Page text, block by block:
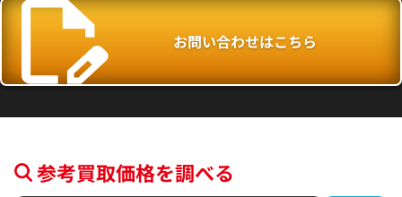
お問い合わせはこちら
参考買取価格を調べる